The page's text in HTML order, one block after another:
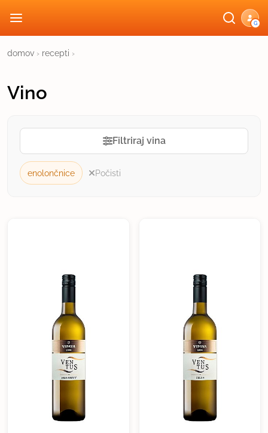
G
domov › recepti ›
Vino
Filtriraj vina
enolončnice Počisti